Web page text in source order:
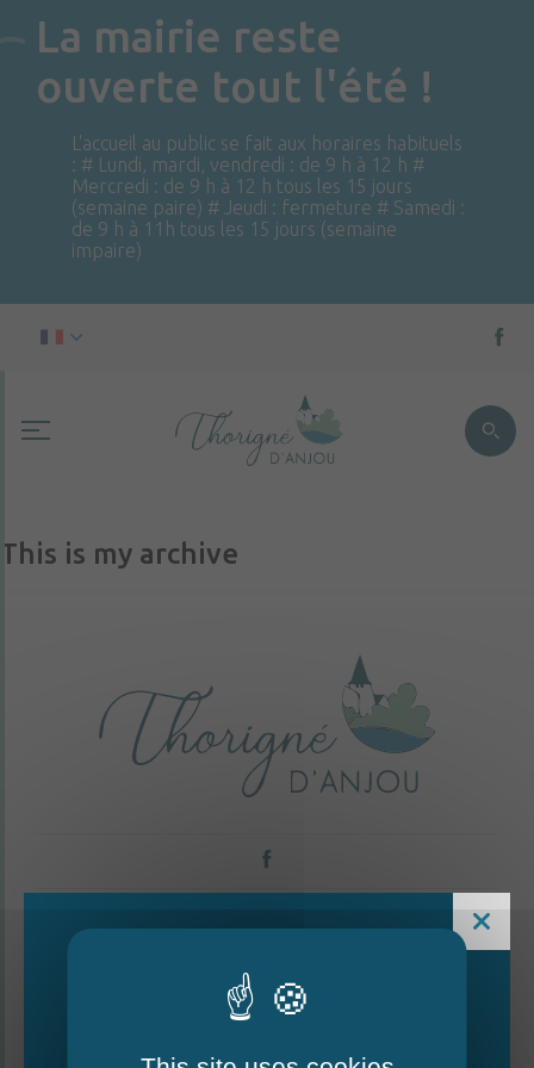
La mairie reste
ouverte tout l'été !
L'accueil au public se fait aux horaires habituels
: # Lundi, mardi, vendredi : de 9 h à 12 h #
Mercredi : de 9 h à 12 h tous les 15 jours
(semaine paire) # Jeudi : fermeture # Samedi :
de 9 h à 11h tous les 15 jours (semaine
impaire)
This is my archive